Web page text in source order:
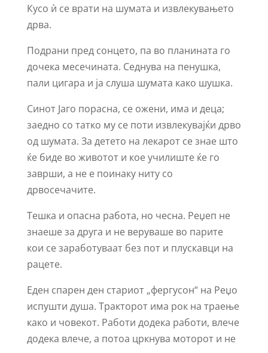
Кусо ѝ се врати на шумата и извлекувањето
дрва.
Подрани пред сонцето, па во планината го
дочека месечината. Седнува на пенушка,
пали цигара и ја слуша шумата како шушка.
Синот Јаго порасна, се ожени, има и деца;
заедно со татко му се поти извлекувајќи дрво
од шумата. За детето на лекарот се знае што
ќе биде во животот и кое училиште ќе го
заврши, а не е поинаку ниту со
дрвосечачите.
Тешка и опасна работа, но чесна. Реџеп не
знаеше за друга и не веруваше во парите
кои се заработуваат без пот и плускавци на
рацете.
Еден спарен ден стариот „фергусон“ на Реџо
испушти душа. Тракторот има рок на траење
како и човекот. Работи додека работи, влече
додека влече, а потоа цркнува моторот и не